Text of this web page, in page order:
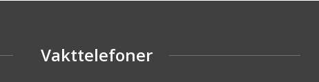
Vakttelefoner